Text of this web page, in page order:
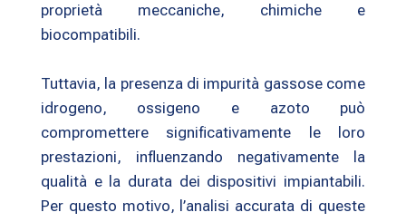
proprietà meccaniche, chimiche e
biocompatibili.
Tuttavia, la presenza di impurità gassose come
idrogeno, ossigeno e azoto può
compromettere significativamente le loro
prestazioni, influenzando negativamente la
qualità e la durata dei dispositivi impiantabili.
Per questo motivo, l’analisi accurata di queste